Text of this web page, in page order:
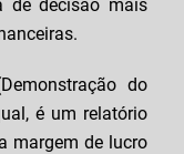
de decisão mais
do
é um relatório
margem de lucro